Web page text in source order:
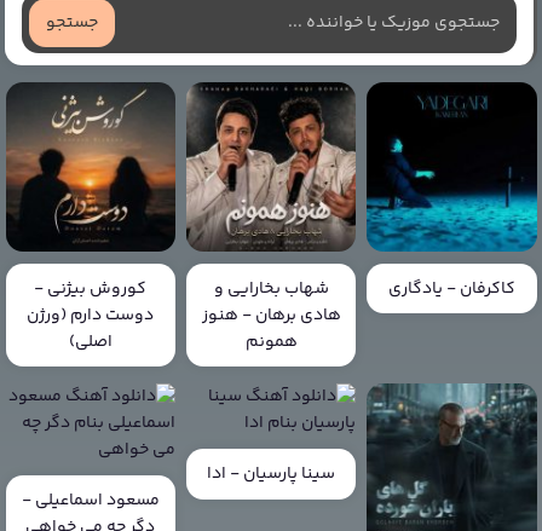
جستجو
کاکرفان - یادگاری
شهاب بخارایی و
هادی برهان - هنوز
همونم
کوروش بیژنی -
دوست دارم (ورژن
اصلی)
سینا پارسیان - ادا
مسعود اسماعیلی -